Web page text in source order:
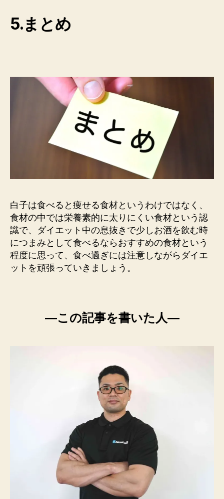
5.まとめ
白子は食べると痩せる食材というわけではなく、
食材の中では栄養素的に太りにくい食材という認
識で、ダイエット中の息抜きで少しお酒を飲む時
につまみとして食べるならおすすめの食材という
程度に思って、食べ過ぎには注意しながらダイエ
ットを頑張っていきましょう。
―この記事を書いた人―